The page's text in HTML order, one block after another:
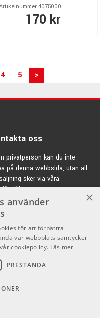
Artikelnummer 4075000
170 kr
4 5 >
oss
privatperson kan du inte
på denna webbsida, utan all
sker via våra
info@emnordic.se
×
använder
för att förbättra
vår webbplats samtycker
cookiepolicy. Läs mer
PRESTANDA